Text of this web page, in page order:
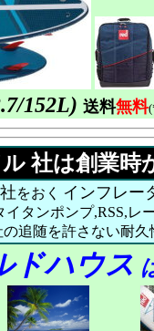
152L) 送料無料
社は創業時
をおく インフレー
タンポンプ,RSS,
追随を許さない耐
ドハウス